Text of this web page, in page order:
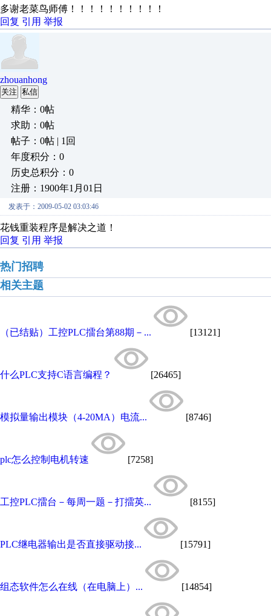
多谢老菜鸟师傅！！！！！！！！！！
回复 引用 举报
zhouanhong
关注 私信
精华：0帖
求助：0帖
帖子：0帖 | 1回
年度积分：0
历史总积分：0
注册：1900年1月01日
发表于：2009-05-02 03:03:46
花钱重装程序是解决之道！
回复 引用 举报
热门招聘
相关主题
（已结贴）工控PLC擂台第88期－... [13121]
什么PLC支持C语言编程？ [26465]
模拟量输出模块（4-20MA）电流... [8746]
plc怎么控制电机转速 [7258]
工控PLC擂台－每周一题－打擂英... [8155]
PLC继电器输出是否直接驱动接... [15791]
组态软件怎么在线（在电脑上）... [14854]